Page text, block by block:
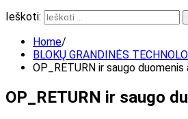
Ieškoti:
Home
BLOKŲ GRANDINĖS
OP_RETURN ir saugo duomenis
OP_RETURN ir saugo